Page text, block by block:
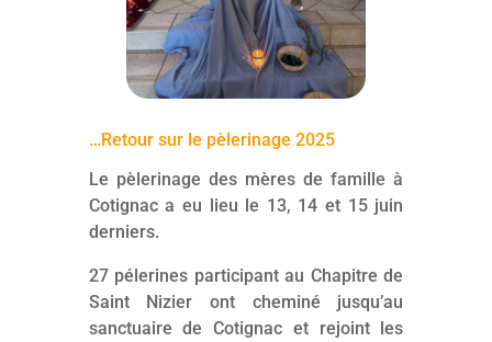
…Retour sur le pèlerinage 2025
Le pèlerinage des mères de famille à
Cotignac a eu lieu le 13, 14 et 15 juin
derniers.
27 pélerines participant au Chapitre de
Saint Nizier ont cheminé jusqu’au
sanctuaire de Cotignac et rejoint les